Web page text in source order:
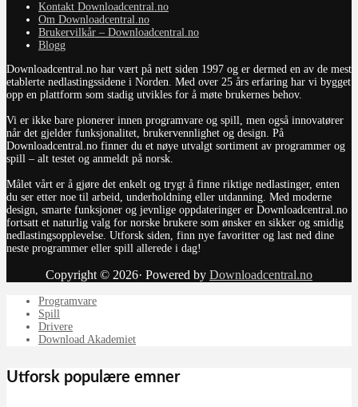
Kontakt Downloadcentral.no
Om Downloadcentral.no
Brukervilkår – Downloadcentral.no
Blogg
Downloadcentral.no har vært på nett siden 1997 og er dermed en av de mest
etablerte nedlastingssidene i Norden. Med over 25 års erfaring har vi bygget
opp en plattform som stadig utvikles for å møte brukernes behov.
Vi er ikke bare pionerer innen programvare og spill, men også innovatører
når det gjelder funksjonalitet, brukervennlighet og design. På
Downloadcentral.no finner du et nøye utvalgt sortiment av programmer og
spill – alt testet og anmeldt på norsk.
Målet vårt er å gjøre det enkelt og trygt å finne riktige nedlastinger, enten
du ser etter noe til arbeid, underholdning eller utdanning. Med moderne
design, smarte funksjoner og jevnlige oppdateringer er Downloadcentral.no
fortsatt et naturlig valg for norske brukere som ønsker en sikker og smidig
nedlastingsopplevelse. Utforsk siden, finn nye favoritter og last ned dine
neste programmer eller spill allerede i dag!
Copyright © 2026· Powered by Downloadcentral.no
Programvare
Spill
Drivere
Download Akademiet
Utforsk populære emner